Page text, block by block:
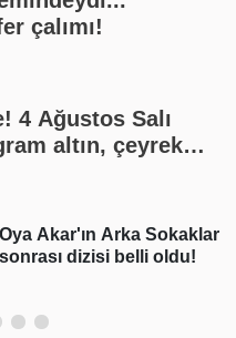
çalımı!
4 Ağustos Salı
altın, çeyrek
"Pişmanım bir daha
kullanmayacağım"
testi pozitif çıktı